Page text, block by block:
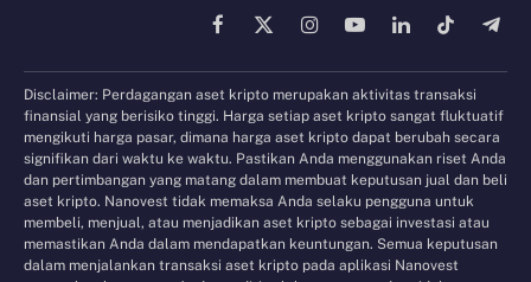
Facebook
X
InstagramYouTubeLinkedInTikTok
Disclaimer: Perdagangan aset kripto merupakan aktivitas transaksi
finansial yang berisiko tinggi. Harga setiap aset kripto sangat fluktuatif
mengikuti harga pasar, dimana harga aset kripto dapat berubah secara
signifikan dari waktu ke waktu. Pastikan Anda menggunakan riset Anda
dan pertimbangan yang matang dalam membuat keputusan jual dan beli
aset kripto. Nanovest tidak memaksa Anda selaku pengguna untuk
membeli, menjual, atau menjadikan aset kripto sebagai investasi atau
memastikan Anda dalam mendapatkan keuntungan. Semua keputusan
dalam menjalankan transaksi aset kripto pada aplikasi Nanovest